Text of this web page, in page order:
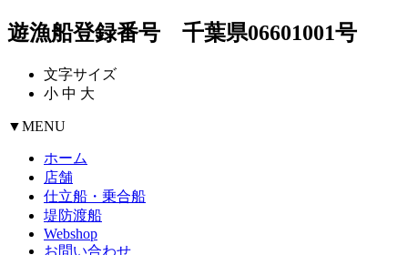
遊漁船登録番号 千葉県06601001号
文字サイズ
小 中 大
▼MENU
ホーム
店舗
仕立船・乗合船
堤防渡船
Webshop
お問い合わせ